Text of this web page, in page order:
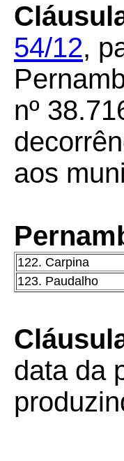
54/12,
nº
aos
122. Carpina
123. Paudalho
data da